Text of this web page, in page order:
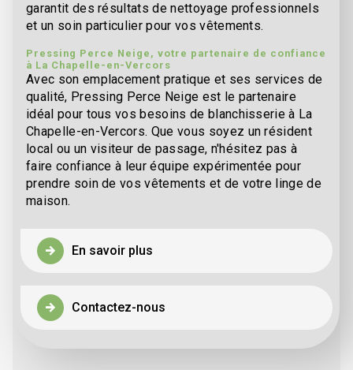
garantit des résultats de nettoyage professionnels
et un soin particulier pour vos vêtements.
Pressing Perce Neige, votre partenaire de confiance
à La Chapelle-en-Vercors
Avec son emplacement pratique et ses services de
qualité, Pressing Perce Neige est le partenaire
idéal pour tous vos besoins de blanchisserie à La
Chapelle-en-Vercors. Que vous soyez un résident
local ou un visiteur de passage, n'hésitez pas à
faire confiance à leur équipe expérimentée pour
prendre soin de vos vêtements et de votre linge de
maison.
En savoir plus
Contactez-nous